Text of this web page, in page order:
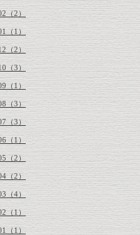
（2）
（1）
（2）
（3）
（1）
（3）
（3）
（1）
（2）
（2）
（4）
（1）
（1）